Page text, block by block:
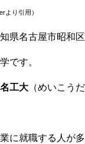
より引用）
県名古屋市昭和
です。
名工大 （めいこう
に就職する人が多